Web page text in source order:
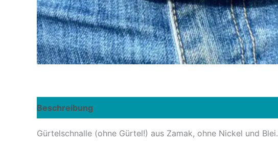
Beschreibung
Gürtelschnalle (ohne Gürtel!) aus Zamak, ohne Nickel und Blei.